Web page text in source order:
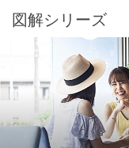
図解シリーズ